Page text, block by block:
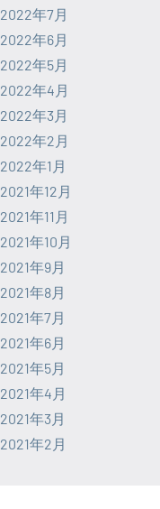
2022年7月
2022年6月
2022年5月
2022年4月
2022年3月
2022年2月
2022年1月
2021年12月
2021年11月
2021年10月
2021年9月
2021年8月
2021年7月
2021年6月
2021年5月
2021年4月
2021年3月
2021年2月